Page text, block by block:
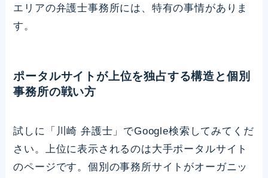
エリアの弁護士事務所には、特有の事情がありま
す。
ポータルサイトが上位を独占する構造と個別
事務所の戦い方
試しに「川崎 弁護士」でGoogle検索してみてくだ
さい。上位に表示されるのは大手ポータルサイト
のページです。個別の事務所サイトがオーガニッ